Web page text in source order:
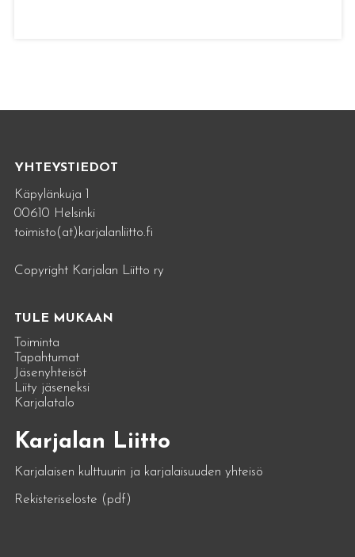
YHTEYSTIEDOT
Käpylänkuja 1
00610 Helsinki
toimisto(at)karjalanliitto.fi
Copyright Karjalan Liitto ry
TULE MUKAAN
Toiminta
Tapahtumat
Jäsenyhteisöt
Liity jäseneksi
Karjalatalo
Karjalan Liitto
Karjalaisen kulttuurin ja karjalaisuuden yhteisö
Rekisteriseloste (pdf)